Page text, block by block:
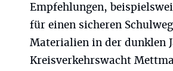
Empfehlungen,
für einen sicheren
Materialien in der dunklen
Kreisverkehrswacht